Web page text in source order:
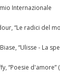
Internazionale
“Le radici del
“Ulisse - La
“Poesie d'amore”